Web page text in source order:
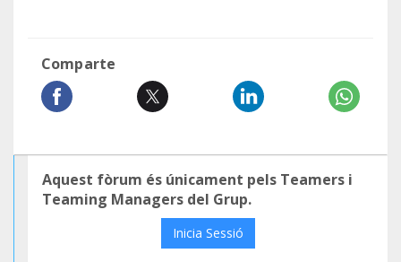
Comparte
Aquest fòrum és únicament pels Teamers i
Teaming Managers del Grup.
Inicia Sessió